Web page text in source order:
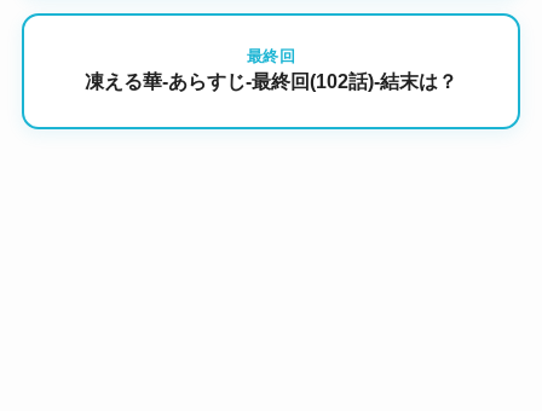
最終回
凍える華-あらすじ-最終回(102話)-結末は？